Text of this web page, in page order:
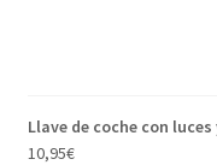
Llave de coche con
10,95€